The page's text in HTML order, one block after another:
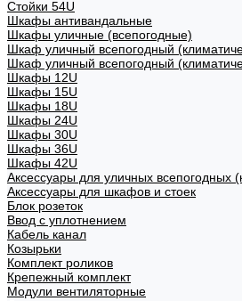
Стойки 54U
Шкафы антивандальные
Шкафы уличные (всепогодные)
Шкаф уличный всепогодный
Шкаф уличный всепогодный
Шкафы 12U
Шкафы 15U
Шкафы 18U
Шкафы 24U
Шкафы 30U
Шкафы 36U
Шкафы 42U
Аксессуары для уличных всепогодных
Аксессуары для шкафов и стоек
Блок розеток
Ввод с уплотнением
Кабель канал
Козырьки
Комплект роликов
Крепежный комплект
Модули вентиляторные